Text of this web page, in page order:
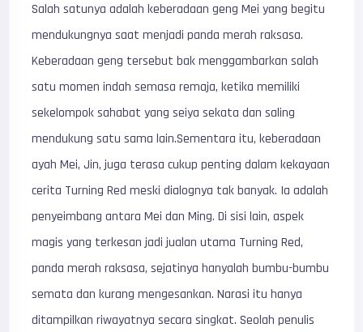
Salah satunya adalah keberadaan geng Mei yang begitu
mendukungnya saat menjadi panda merah raksasa.
Keberadaan geng tersebut bak menggambarkan salah
satu momen indah semasa remaja, ketika memiliki
sekelompok sahabat yang seiya sekata dan saling
mendukung satu sama lain.Sementara itu, keberadaan
ayah Mei, Jin, juga terasa cukup penting dalam kekayaan
cerita Turning Red meski dialognya tak banyak. Ia adalah
penyeimbang antara Mei dan Ming. Di sisi lain, aspek
magis yang terkesan jadi jualan utama Turning Red,
panda merah raksasa, sejatinya hanyalah bumbu-bumbu
semata dan kurang mengesankan. Narasi itu hanya
ditampilkan riwayatnya secara singkat. Seolah penulis